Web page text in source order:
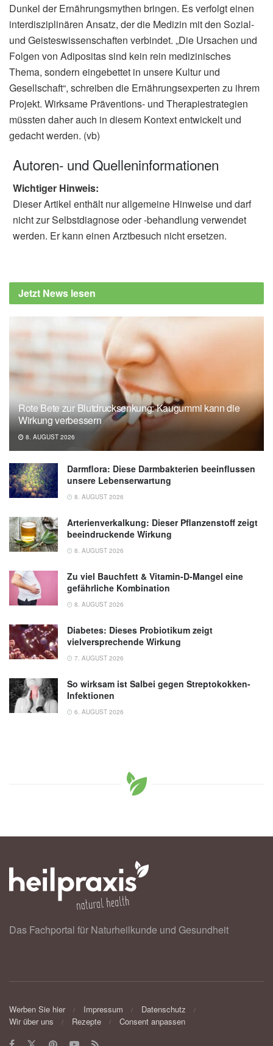
Dunkel der Ernährungsmythen bringen. Es verfolgt einen
interdisziplinären Ansatz, der die Medizin mit den Sozial-
und Geisteswissenschaften verbindet. „Die Ursachen und
Folgen von Adipositas sind kein rein medizinisches
Thema, sondern eingebettet in unsere Kultur und
Gesellschaft“, schreiben die Ernährungsexperten zu ihrem
Projekt. Wirksame Präventions- und Therapiestrategien
müssten daher auch in diesem Kontext entwickelt und
gedacht werden. (vb)
Autoren- und Quelleninformationen
Wichtiger Hinweis:
Dieser Artikel enthält nur allgemeine Hinweise und darf
nicht zur Selbstdiagnose oder -behandlung verwendet
werden. Er kann einen Arztbesuch nicht ersetzen.
Jetzt News lesen
Rote Bete zur Blutdrucksenkung: Kaugummi kann die
Wirkung verbessern
8. AUGUST 2026
Darmflora: Diese Darmbakterien beeinflussen
unsere Lebenserwartung
8. AUGUST 2026
Arterienverkalkung: Dieser Pflanzenstoff zeigt
beeindruckende Wirkung
8. AUGUST 2026
Zu viel Bauchfett & Vitamin-D-Mangel eine
gefährliche Kombination
8. AUGUST 2026
Diabetes: Dieses Probiotikum zeigt
vielversprechende Wirkung
7. AUGUST 2026
So wirksam ist Salbei gegen Streptokokken-
Infektionen
6. AUGUST 2026
Das Fachportal für Naturheilkunde und Gesundheit
Werben Sie hier Impressum
Datenschutz
Wir über uns
Rezepte Consent anpassen